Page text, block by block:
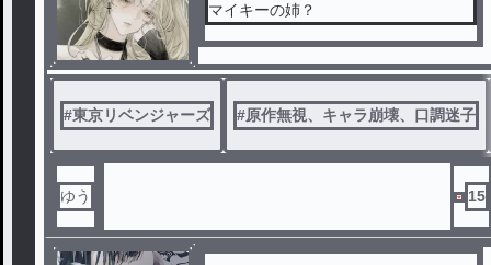
マイキーの姉？
#東京リベンジャーズ #原作無視、キャラ崩壊、口調迷子
ゆう 15